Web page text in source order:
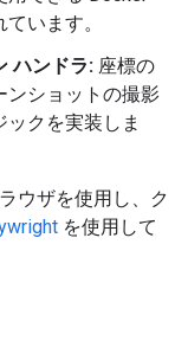
います。
ハンドラ: 座標の
ンショットの撮影
クを実装しま
ウザを使用し、ク
を使用して